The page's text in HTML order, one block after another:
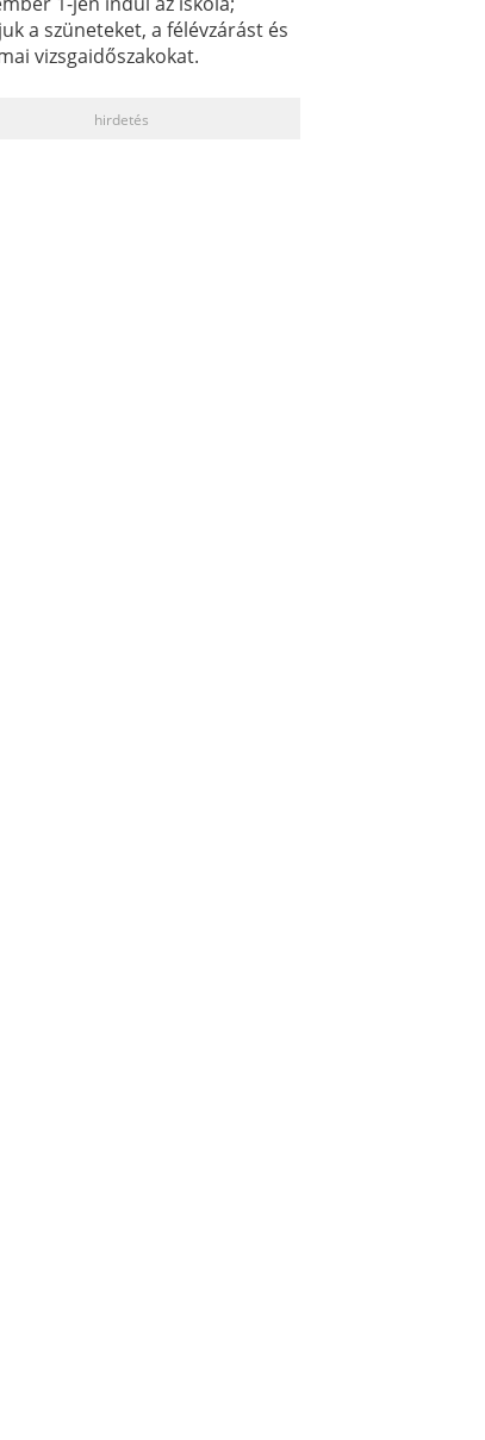
a szüneteket, a félévzárást és
vizsgaidőszakokat.
hirdetés